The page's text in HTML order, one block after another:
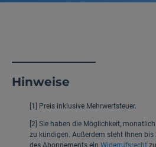
Hinweise
[1] Preis inklusive Mehrwertsteuer.
[2] Sie haben die Möglichkeit,
zu kündigen. Außerdem steht Ihnen
des Abonnements ein Widerrufsrecht